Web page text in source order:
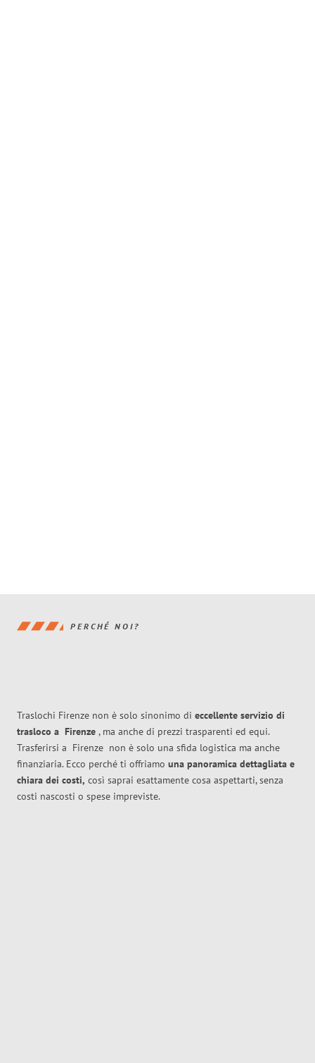
PERCHÉ NOI?
Traslochi Firenze non è solo sinonimo di eccellente servizio di
trasloco a Firenze , ma anche di prezzi trasparenti ed equi.
Trasferirsi a Firenze non è solo una sfida logistica ma anche
finanziaria. Ecco perché ti offriamo una panoramica dettagliata e
chiara dei costi, così saprai esattamente cosa aspettarti, senza
costi nascosti o spese impreviste.